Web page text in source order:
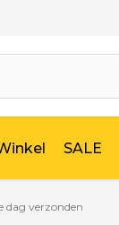
SALE
dag verzonden